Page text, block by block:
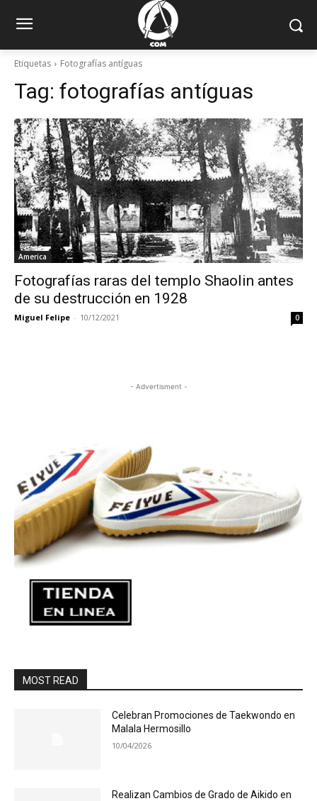
Etiquetas Fotografías antíguas
Tag: fotografías antíguas
America
Fotografías raras del templo Shaolin antes
de su destrucción en 1928
Miguel Felipe - 10/12/2021 0
- Advertisment -
MOST READ
Celebran Promociones de Taekwondo en
Malala Hermosillo
10/04/2026
Realizan Cambios de Grado de Aikido en